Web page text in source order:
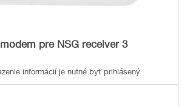
modem pre NSG receiver 3
informácií je nutné byť prihlásený